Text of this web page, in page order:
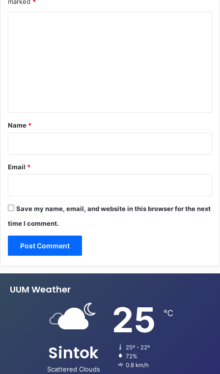
*
Name *
Email *
Save my name, email, and website in this browser for the next
time I comment.
UUM Weather
Sintok
Scattered Clouds
25 ℃
25º - 22º
72%
0.8 km/h